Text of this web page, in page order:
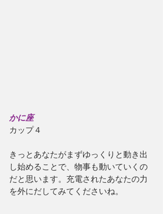
かに座
カップ４
きっとあなたがまずゆっくりと動き出
し始めることで、物事も動いていくの
だと思います。充電されたあなたの力
を外にだしてみてくださいね。